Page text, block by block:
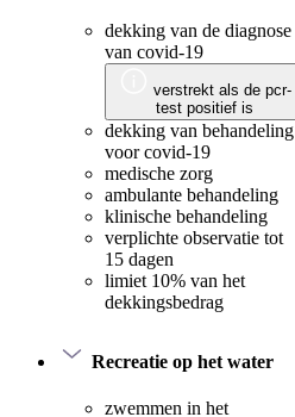
dekking van de diagnose
van covid-19
verstrekt als de pcr-
test positief is
dekking van behandeling
voor covid-19
medische zorg
ambulante behandeling
klinische behandeling
verplichte observatie tot
15 dagen
limiet 10% van het
dekkingsbedrag
Recreatie op het water
zwemmen in het